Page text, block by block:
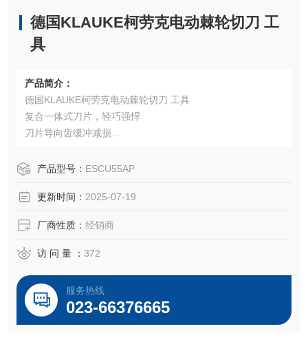
德国KLAUKE柯劳克电动棘轮切刀 工
具
产品简介：
德国KLAUKE柯劳克电动棘轮切刀 工具
复合一体式刀片，轻巧强悍
刀片导向齿缓冲减损
产品型号： ESCU55AP
更新时间： 2025-07-19
厂商性质： 经销商
访 问 量 ： 372
服务热线
023-66376665